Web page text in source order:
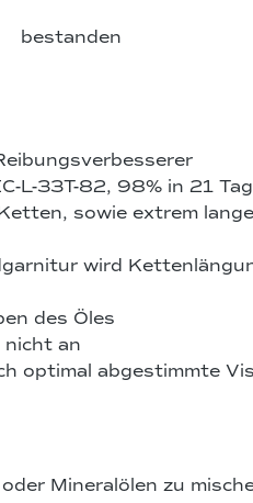
L-33T-82, 98% in 21
sowie extrem lange
wird
des Öles
an
optimal abgestimmte
Mineralölen zu